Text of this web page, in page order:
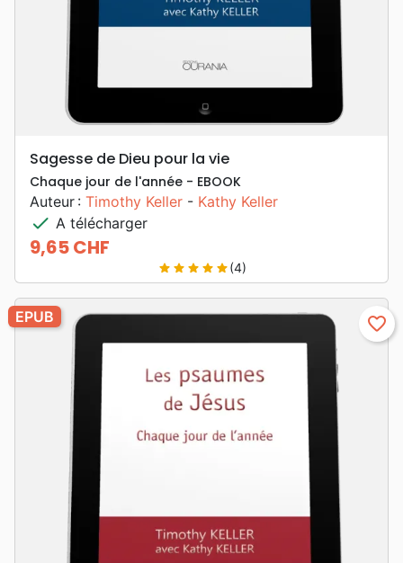
Sagesse de Dieu pour la vie
Chaque jour de l'année - EBOOK
Auteur : Timothy Keller - Kathy Keller
check A télécharger
Prix
9,65 CHF
star star star star star(4)
EPUB favorite_border